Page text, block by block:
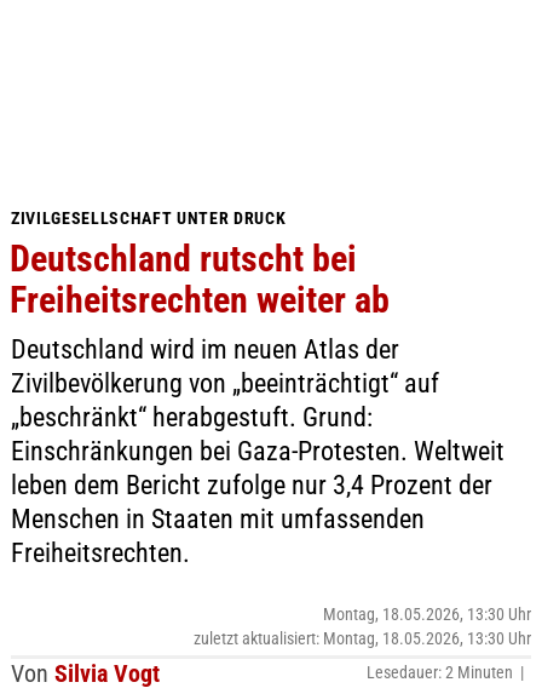
ZIVILGESELLSCHAFT UNTER DRUCK
Deutschland rutscht bei
Freiheitsrechten weiter ab
Deutschland wird im neuen Atlas der
Zivilbevölkerung von „beeinträchtigt“ auf
„beschränkt“ herabgestuft. Grund:
Einschränkungen bei Gaza-Protesten. Weltweit
leben dem Bericht zufolge nur 3,4 Prozent der
Menschen in Staaten mit umfassenden
Freiheitsrechten.
Von Silvia Vogt
Montag, 18.05.2026, 13:30 Uhr
zuletzt aktualisiert: Montag, 18.05.2026, 13:30 Uhr
Lesedauer: 2 Minuten |